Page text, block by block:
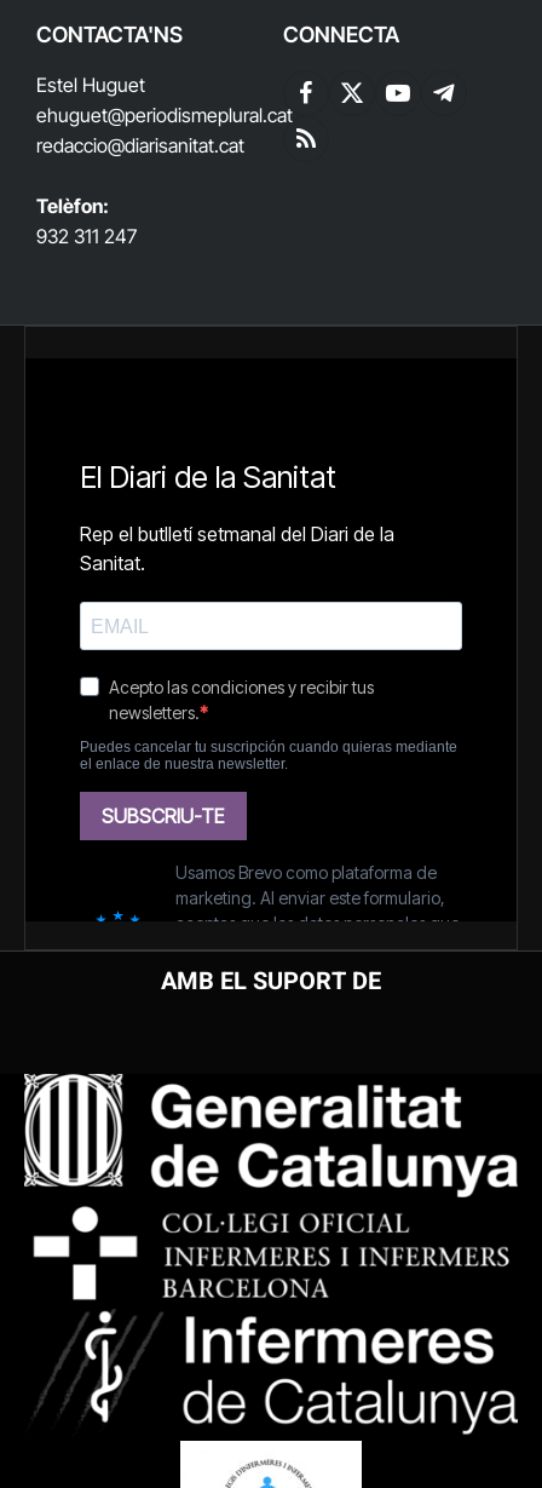
CONTACTA'NS
Estel Huguet
ehuguet@periodismeplural.cat
redaccio@diarisanitat.cat
Telèfon:
932 311 247
CONNECTA
Facebook
X
YouTubeTelegram
RSS
AMB EL SUPORT DE